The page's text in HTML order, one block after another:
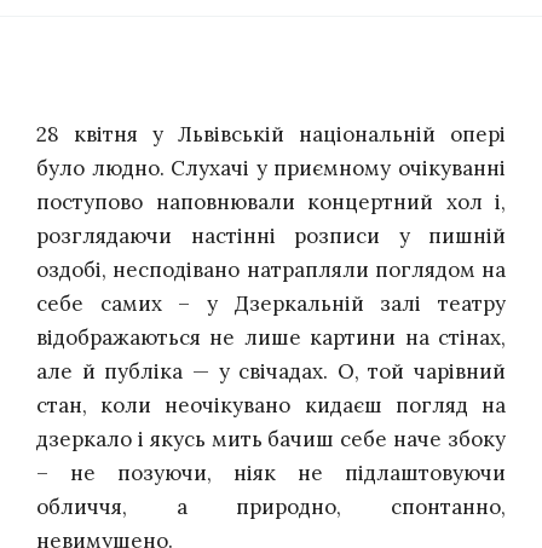
28 квітня у Львівській національній опері
було людно. Слухачі у приємному очікуванні
поступово наповнювали концертний хол і,
розглядаючи настінні розписи у пишній
оздобі, несподівано натрапляли поглядом на
себе самих – у Дзеркальній залі театру
відображаються не лише картини на стінах,
але й публіка — у свічадах. О, той чарівний
стан, коли неочікувано кидаєш погляд на
дзеркало і якусь мить бачиш себе наче збоку
– не позуючи, ніяк не підлаштовуючи
обличчя, а природно, спонтанно,
невимушено.